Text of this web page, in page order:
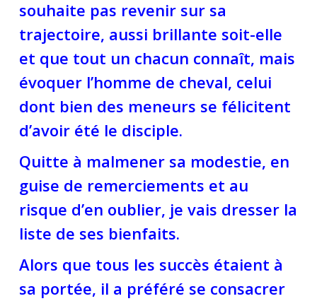
souhaite pas revenir sur sa
trajectoire, aussi brillante soit-elle
et que tout un chacun connaît, mais
évoquer l’homme de cheval, celui
dont bien des meneurs se félicitent
d’avoir été le disciple.
Quitte à malmener sa modestie, en
guise de remerciements et au
risque d’en oublier, je vais dresser la
liste de ses bienfaits.
Alors que tous les succès étaient à
sa portée, il a préféré se consacrer